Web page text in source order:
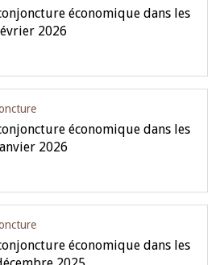
économique dans les
2026
économique dans les
2026
économique dans les